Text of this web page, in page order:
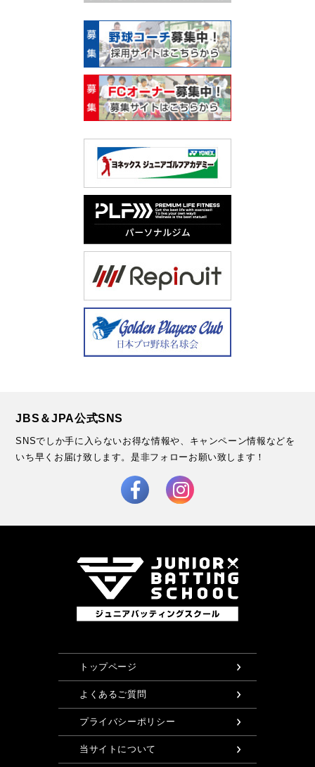
JBS＆JPA公式SNS
SNSでしか手に入らないお得な情報や、キャンペーン情報などを
いち早くお届け致します。是非フォローお願い致します！
トップページ
よくあるご質問
プライバシーポリシー
当サイトについて